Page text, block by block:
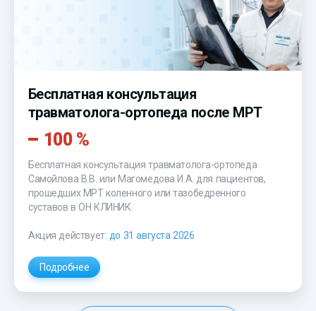
Бесплатная консультация
травматолога-ортопеда после МРТ
100 %
Бесплатная консультация травматолога-ортопеда
Самойлова В.В. или Магомедова И.А. для пациентов,
прошедших МРТ коленного или тазобедренного
суставов в ОН КЛИНИК.
Акция действует: до 31 августа 2026
Подробнее